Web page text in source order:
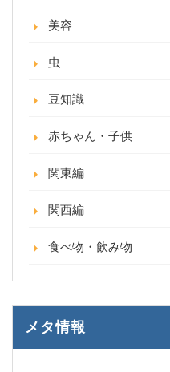
美容
虫
豆知識
赤ちゃん・子供
関東編
関西編
食べ物・飲み物
メタ情報